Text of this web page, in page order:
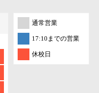
通常営業
17:10までの営業
休校日